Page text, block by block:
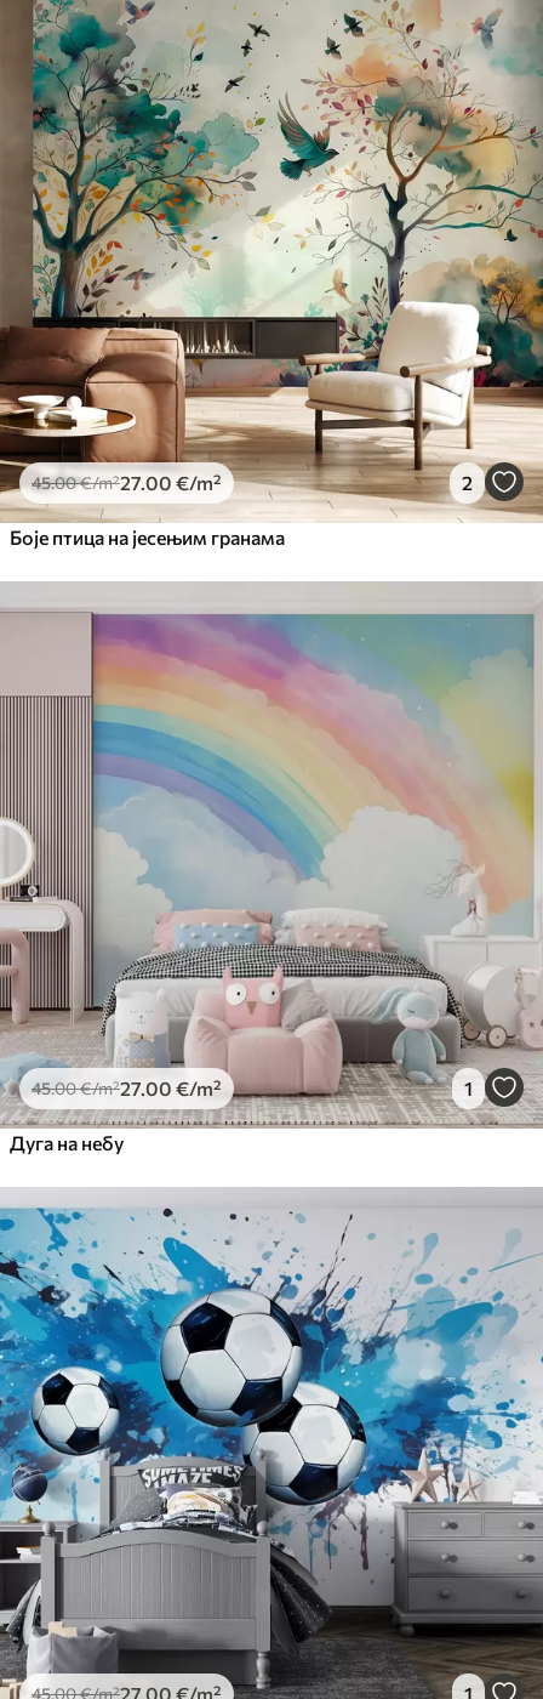
Доступни материјали
Standard
45.0027.00€/m²
Premium
56.6734.00 /m²
Premium Vinil
65.0039.00€/m²
Peel and Stick
81.6749.00€/m²
45.00€/m²27 .00 €/m² 2
Боје птица на јесењим гранама
45.00€/m²27 .00 €/m² 1
Дуга на небу
45.00€/m²27 .00 €/m² 1